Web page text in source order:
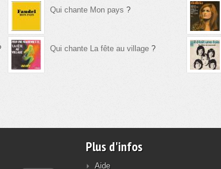
Qui chante Mon pays ?
Qui chante La fête au village ?
Plus d'infos
Aide